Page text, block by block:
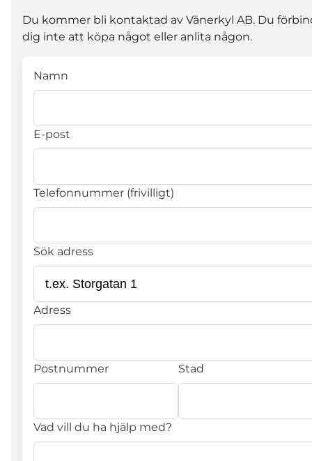
Du kommer bli kontaktad av Vänerkyl AB. Du
dig inte att köpa något eller anlita någon.
Namn
E-post
Telefonnummer (frivilligt)
Sök adress
Adress
Postnummer Stad
Vad vill du ha hjälp med?